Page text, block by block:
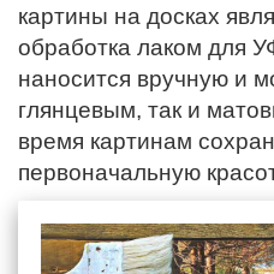
картины на досках
обработка лаком для
наносится вручную и
глянцевым, так и
время картинам
первоначальную